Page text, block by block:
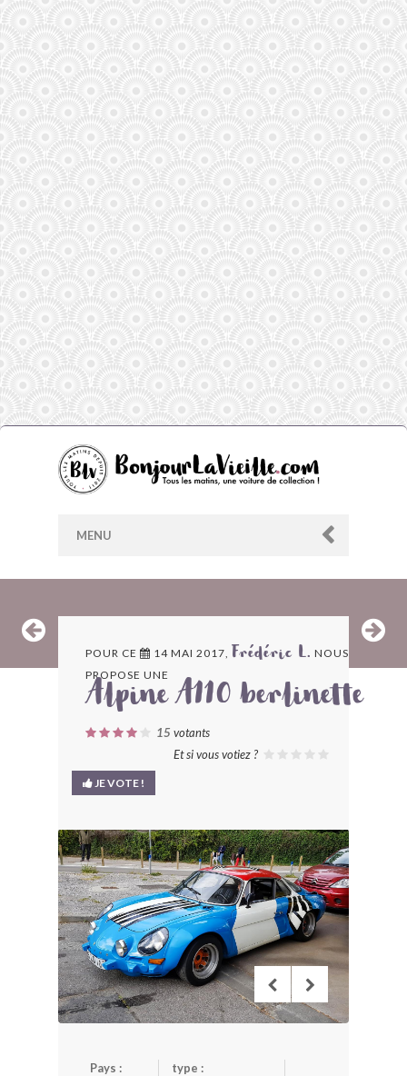
MENU
ARCHIVES
LES CONTRIBUTEURS
LE BLOG
BONJOURLAVIEILLE ?
MODÈLES ET MARQUES
COMMENT FONCTIONNE BLV ?
POUR CE 14 MAI 2017, Frédéric L. NOUS
PROPOSE UNE
Alpine A110 berlinette
15 votants
Et si vous votiez ?
JE VOTE !
Pays :
type :